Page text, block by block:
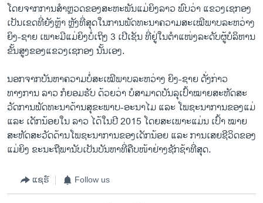
ໂດຍຈາກການສຳຫຼວດຂອງສະຫະພັນແມ່ຍິງລາວ ພົບວ່າ ແຂວງເຊກອງ
ເປັນເຂດທີ່ຍັງຫຼ້າ ຫຼັງທີ່ສຸດໃນການພັດທະນາຄວາມສະເໝີພາບລະຫວ່າງ
ຍິງ-ຊາຍ ເພາະມີແມ່ຍິງບໍ່ເຖິງ 3 ເປີເຊັນ ທີ່ຢູ່ໃນຕຳແໜ່ງລະດັບຜູ້ບໍລິຫານ
ຂັ້ນສູງຂອງແຂວງເຊກອງ ນັ້ນເອງ.
ນອກຈາກບັນຫາຄວາມບໍ່ສະເໝີພາບລະຫວ່າງ ຍິງ-ຊາຍ ດັ່ງກ່າວ
ທາງການ ລາວ ກໍຍອມຮັບ ດ້ວຍວ່າ ບໍສາມາດບັນລຸເປົ້າໝາຍສະຫັດສະ
ວັດການພັດທະນາດ້ານສຸຂະພາບ-ອະນາໄມ ແລະ ໂພຊະນາການຂອງແມ່
ແລະ ເດັກນ້ອຍໃນ ລາວ ໄດ້ໃນປີ 2015 ໂດຍສະເພາະແມ່ນ ເປົ້າ ໝາຍ
ສະຫັດສະວັດດ້ານໂພຊະນາການຂອງເດັກນ້ອຍ ແລະ ການເສຍຊີວິດຂອງ
ແມ່ຍິງ ຂະນະຖືພານັບເປັນບັນຫາທີ່ຄືບໜ້າຢ່າງຊັກຊ້າທີ່ສຸດ.
ແຊຣ໌ Follow us